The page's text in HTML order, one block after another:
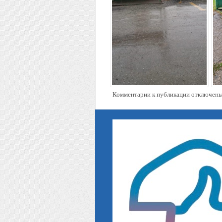
Комментарии к публикации